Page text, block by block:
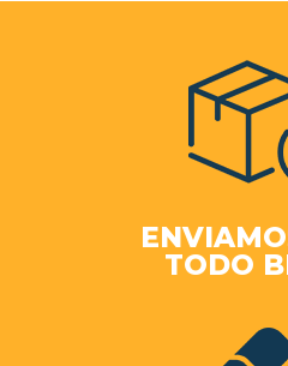
TODO